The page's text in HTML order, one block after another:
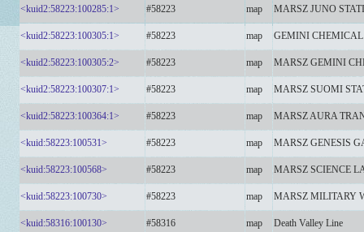
<kuid2:58223:100285:1> #58223 map MARSZ JUNO
<kuid2:58223:100305:1> #58223 map GEMINI
<kuid2:58223:100305:2> #58223 map MARSZ GEMINI
<kuid2:58223:100307:1> #58223 map MARSZ SUOMI
<kuid2:58223:100364:1> #58223 map MARSZ AURA
<kuid:58223:100531> #58223 map MARSZ GENESIS
<kuid:58223:100568> #58223 map MARSZ SCIENCE
<kuid:58223:100730> #58223 map MARSZ MILITARY
<kuid:58316:100130> #58316 map Death Valley Line